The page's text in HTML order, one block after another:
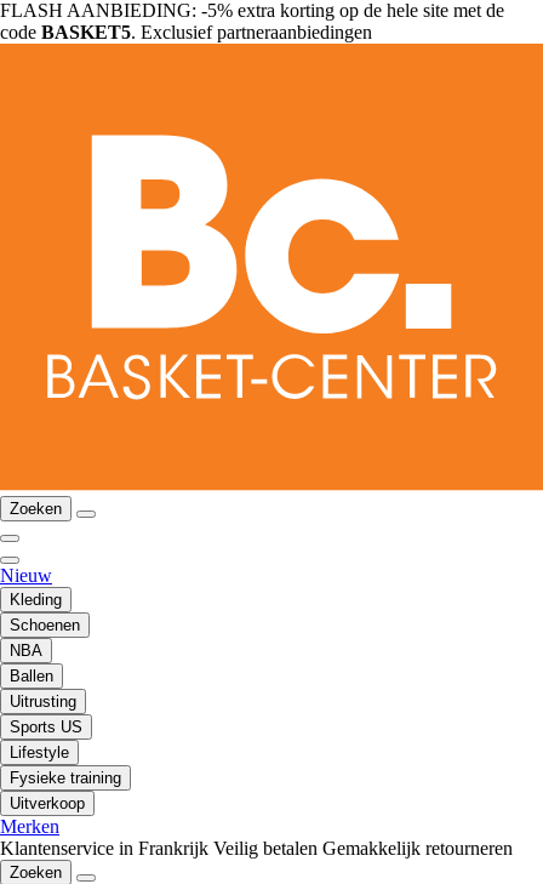
FLASH AANBIEDING: -5% extra korting op de hele site met de
code BASKET5. Exclusief partneraanbiedingen
Zoeken
Nieuw
Kleding
Schoenen
NBA
Ballen
Uitrusting
Sports US
Lifestyle
Fysieke training
Uitverkoop
Merken
Klantenservice in Frankrijk Veilig betalen Gemakkelijk retourneren
Zoeken